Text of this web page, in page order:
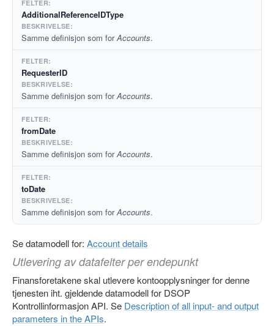
AdditionalReferenceIDType
Samme definisjon som forAccounts.
RequesterID
Samme definisjon som forAccounts.
fromDate
Samme definisjon som forAccounts.
toDate
Samme definisjon som forAccounts.
Se datamodell for: Account details
Utlevering av datafelter per endepunkt
Finansforetakene skal utlevere kontoopplysninger for denne
tjenesten iht. gjeldende datamodell for DSOP
Kontrollinformasjon API. Se Description of all input- and output
parameters in the APIs.